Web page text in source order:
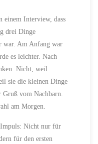
einem Interview, dass
drei Dinge
war. Am Anfang war
es leichter. Nach
Nicht, weil
sie die kleinen Dinge
vom Nachbarn.
am Morgen.
Impuls: Nicht nur für
für den ersten